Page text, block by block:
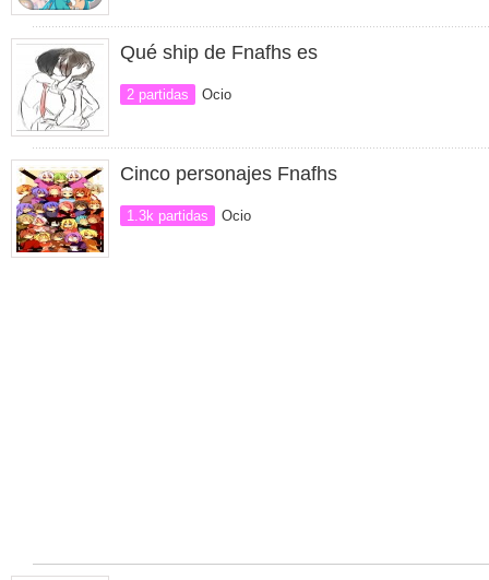
Qué ship de Fnafhs es
2 partidas Ocio
Cinco personajes Fnafhs
1.3k partidas Ocio